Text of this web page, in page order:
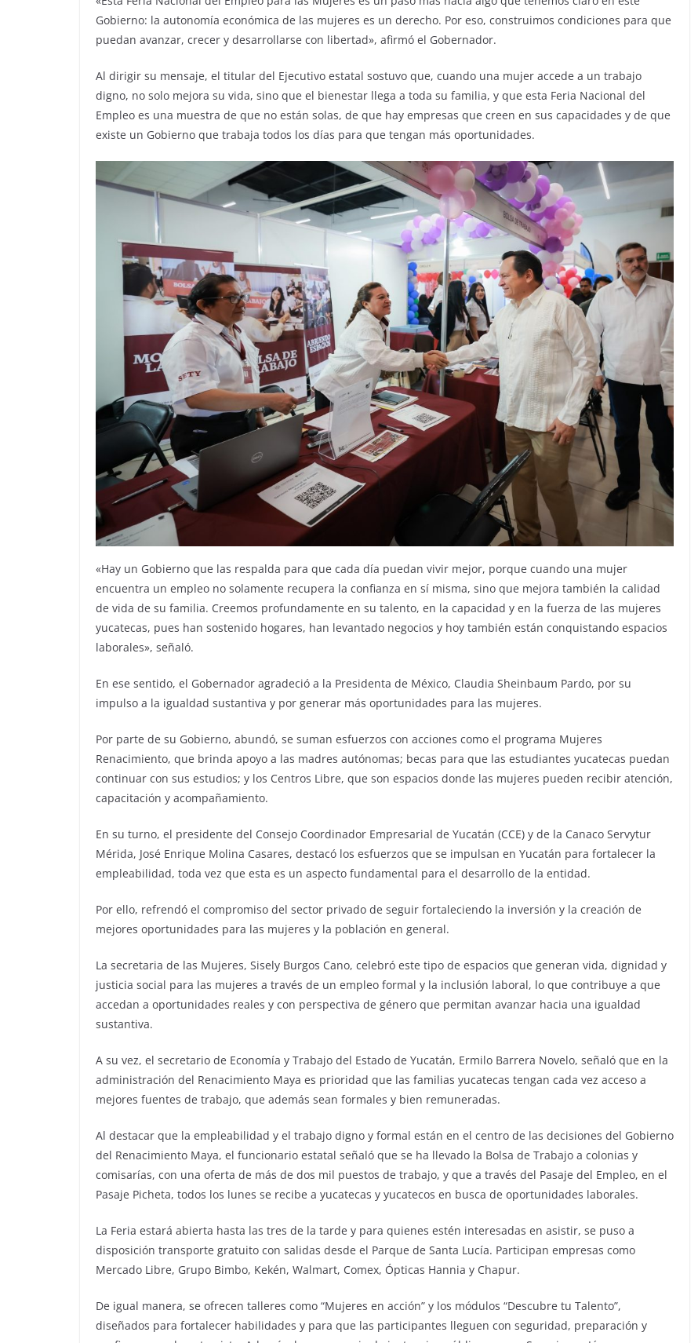
Gobierno: la autonomía económica de las mujeres es un derecho. Por eso, construimos condiciones para que
puedan avanzar, crecer y desarrollarse con libertad», afirmó el Gobernador.
Al dirigir su mensaje, el titular del Ejecutivo estatal sostuvo que, cuando una mujer accede a un trabajo
digno, no solo mejora su vida, sino que el bienestar llega a toda su familia, y que esta Feria Nacional del
Empleo es una muestra de que no están solas, de que hay empresas que creen en sus capacidades y de que
existe un Gobierno que trabaja todos los días para que tengan más oportunidades.
«Hay un Gobierno que las respalda para que cada día puedan vivir mejor, porque cuando una mujer
encuentra un empleo no solamente recupera la confianza en sí misma, sino que mejora también la calidad
de vida de su familia. Creemos profundamente en su talento, en la capacidad y en la fuerza de las mujeres
yucatecas, pues han sostenido hogares, han levantado negocios y hoy también están conquistando espacios
laborales», señaló.
En ese sentido, el Gobernador agradeció a la Presidenta de México, Claudia Sheinbaum Pardo, por su
impulso a la igualdad sustantiva y por generar más oportunidades para las mujeres.
Por parte de su Gobierno, abundó, se suman esfuerzos con acciones como el programa Mujeres
Renacimiento, que brinda apoyo a las madres autónomas; becas para que las estudiantes yucatecas puedan
continuar con sus estudios; y los Centros Libre, que son espacios donde las mujeres pueden recibir atención,
capacitación y acompañamiento.
En su turno, el presidente del Consejo Coordinador Empresarial de Yucatán (CCE) y de la Canaco Servytur
Mérida, José Enrique Molina Casares, destacó los esfuerzos que se impulsan en Yucatán para fortalecer la
empleabilidad, toda vez que esta es un aspecto fundamental para el desarrollo de la entidad.
Por ello, refrendó el compromiso del sector privado de seguir fortaleciendo la inversión y la creación de
mejores oportunidades para las mujeres y la población en general.
La secretaria de las Mujeres, Sisely Burgos Cano, celebró este tipo de espacios que generan vida, dignidad y
justicia social para las mujeres a través de un empleo formal y la inclusión laboral, lo que contribuye a que
accedan a oportunidades reales y con perspectiva de género que permitan avanzar hacia una igualdad
sustantiva.
A su vez, el secretario de Economía y Trabajo del Estado de Yucatán, Ermilo Barrera Novelo, señaló que en la
administración del Renacimiento Maya es prioridad que las familias yucatecas tengan cada vez acceso a
mejores fuentes de trabajo, que además sean formales y bien remuneradas.
Al destacar que la empleabilidad y el trabajo digno y formal están en el centro de las decisiones del Gobierno
del Renacimiento Maya, el funcionario estatal señaló que se ha llevado la Bolsa de Trabajo a colonias y
comisarías, con una oferta de más de dos mil puestos de trabajo, y que a través del Pasaje del Empleo, en el
Pasaje Picheta, todos los lunes se recibe a yucatecas y yucatecos en busca de oportunidades laborales.
La Feria estará abierta hasta las tres de la tarde y para quienes estén interesadas en asistir, se puso a
disposición transporte gratuito con salidas desde el Parque de Santa Lucía. Participan empresas como
Mercado Libre, Grupo Bimbo, Kekén, Walmart, Comex, Ópticas Hannia y Chapur.
De igual manera, se ofrecen talleres como “Mujeres en acción” y los módulos “Descubre tu Talento”,
diseñados para fortalecer habilidades y para que las participantes lleguen con seguridad, preparación y